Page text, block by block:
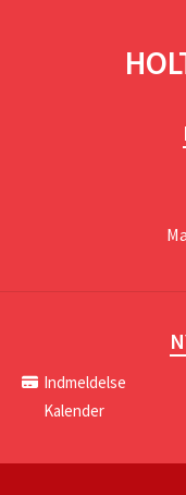
Indmeldelse
Kalender